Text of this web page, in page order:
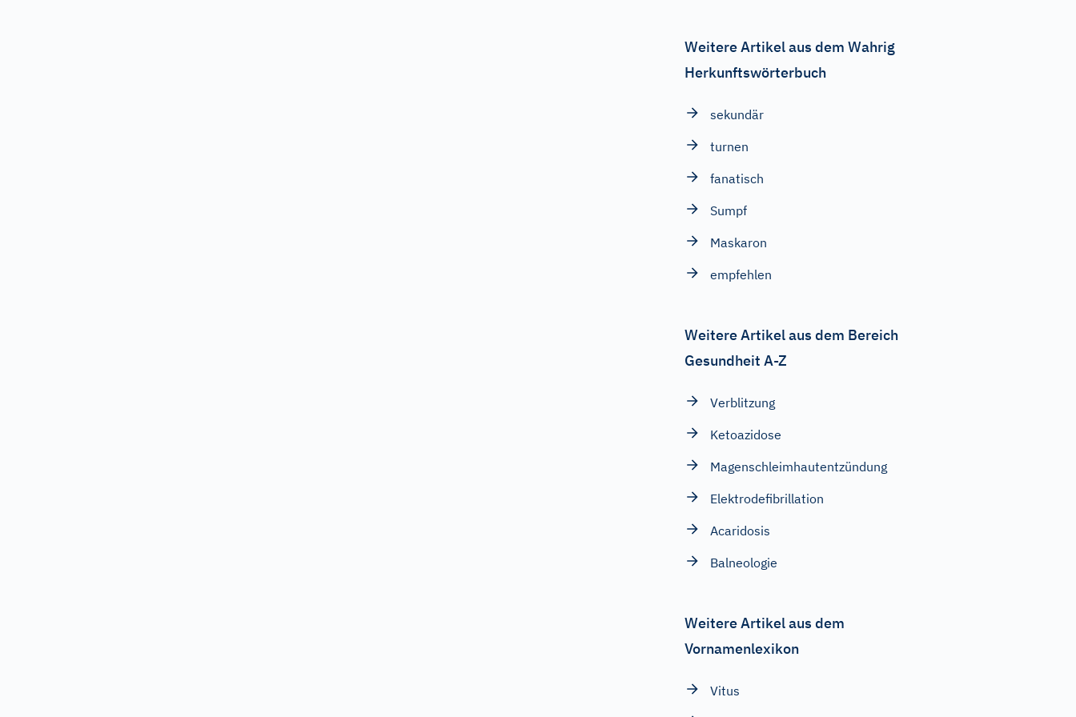
Weitere Artikel aus dem Wahrig
Herkunftswörterbuch
sekundär
turnen
fanatisch
Sumpf
Maskaron
empfehlen
Weitere Artikel aus dem Bereich
Gesundheit A-Z
Verblitzung
Ketoazidose
Magenschleimhautentzündung
Elektrodefibrillation
Acaridosis
Balneologie
Weitere Artikel aus dem
Vornamenlexikon
Vitus